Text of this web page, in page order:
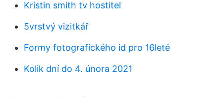
Kristin smith tv hostitel
5vrstvý vizitkář
Formy fotografického id pro 16leté
Kolik dní do 4. února 2021